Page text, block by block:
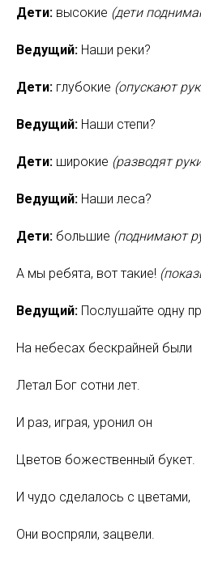
Дети: высокие (дети
Ведущий: Наши реки?
Дети: глубокие (опускают
Ведущий: Наши степи?
Дети: широкие (разводят
Ведущий: Наши леса?
Дети: большие (поднимают
А мы ребята, вот такие!
Ведущий: Послушайте одну
На небесах бескрайней были
Летал Бог сотни лет.
И раз, играя, уронил он
Цветов божественный букет.
И чудо сделалось с цветами,
Они воспряли, зацвели.